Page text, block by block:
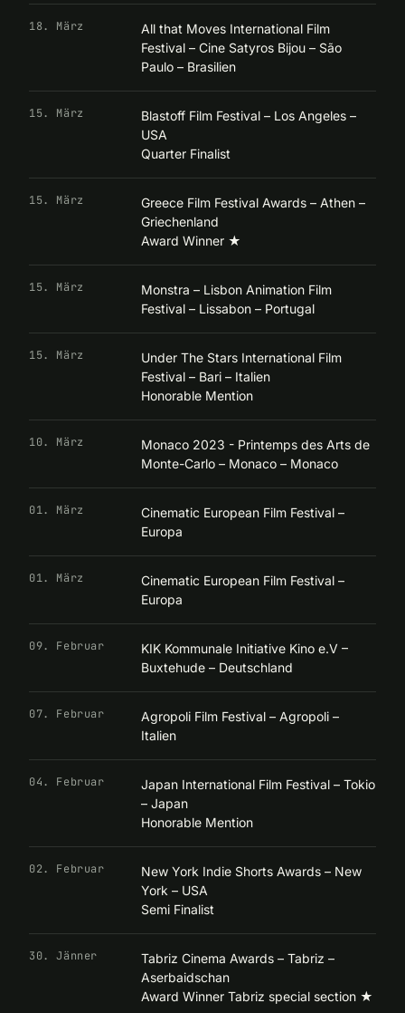
18. März
All that Moves International Film
Festival – Cine Satyros Bijou – São
Paulo – Brasilien
15. März
Blastoff Film Festival – Los Angeles –
USA
Quarter Finalist
15. März
Greece Film Festival Awards – Athen –
Griechenland
Award Winner ★
15. März
Monstra – Lisbon Animation Film
Festival – Lissabon – Portugal
15. März
Under The Stars International Film
Festival – Bari – Italien
Honorable Mention
10. März
Monaco 2023 - Printemps des Arts de
Monte-Carlo – Monaco – Monaco
01. März
Cinematic European Film Festival –
Europa
01. März
Cinematic European Film Festival –
Europa
09. Februar
KIK Kommunale Initiative Kino e.V –
Buxtehude – Deutschland
07. Februar
Agropoli Film Festival – Agropoli –
Italien
04. Februar
Japan International Film Festival – Tokio
– Japan
Honorable Mention
02. Februar
New York Indie Shorts Awards – New
York – USA
Semi Finalist
30. Jänner
Tabriz Cinema Awards – Tabriz –
Aserbaidschan
Award Winner Tabriz special section ★